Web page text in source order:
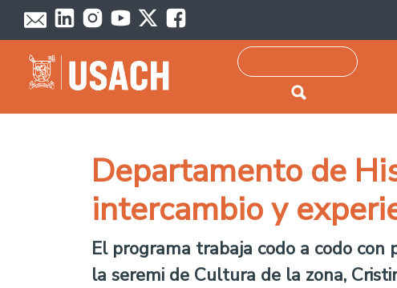
Passar para o conteúdo principal
Pesquisar
Departamento de
intercambio y
El programa trabaja codo a codo
la seremi de Cultura de la zona,